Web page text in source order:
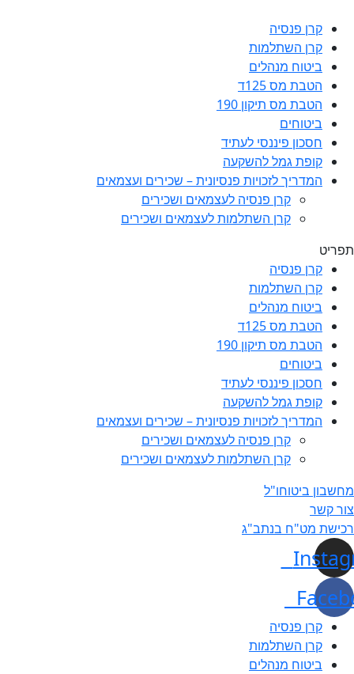
קרן פנסיה
קרן השתלמות
ביטוח מנהלים
הטבת מס 125ד
הטבת מס תיקון 190
ביטוחים
חסכון פיננסי לעתיד
קופת גמל להשקעה
המדריך לזכויות פנסיונית – שכירים ועצמאים
קרן פנסיה לעצמאים ושכירים
קרן השתלמות לעצמאים ושכירים
תפריט
קרן פנסיה
קרן השתלמות
ביטוח מנהלים
הטבת מס 125ד
הטבת מס תיקון 190
ביטוחים
חסכון פיננסי לעתיד
קופת גמל להשקעה
המדריך לזכויות פנסיונית – שכירים ועצמאים
קרן פנסיה לעצמאים ושכירים
קרן השתלמות לעצמאים ושכירים
מחשבון ביטוחו"ל
צור קשר
רכישת מט"ח בנתב"ג
קרן פנסיה
קרן השתלמות
ביטוח מנהלים